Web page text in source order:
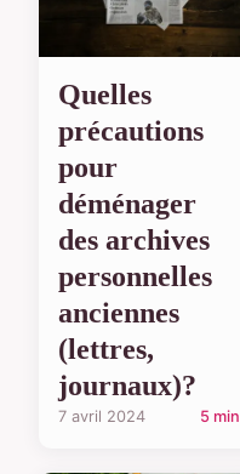
Quelles
précautions
pour
déménager
des archives
personnelles
anciennes
(lettres,
journaux)?
7 avril 2024 5 min